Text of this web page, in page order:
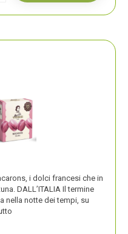
i dolci francesi che in
DALL’ITALIA Il termine
nella notte dei tempi, su